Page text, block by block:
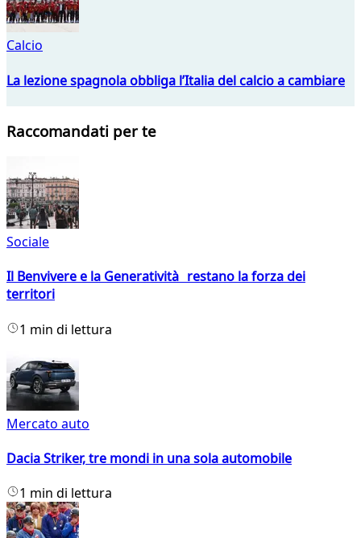
Calcio
La lezione spagnola obbliga l’Italia del calcio a cambiare
Raccomandati per te
Sociale
Il Benvivere e la Generatività restano la forza dei
territori
1 min di lettura
Mercato auto
Dacia Striker, tre mondi in una sola automobile
1 min di lettura